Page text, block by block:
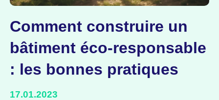
Comment construire un
bâtiment éco-responsable
: les bonnes pratiques
17.01.2023